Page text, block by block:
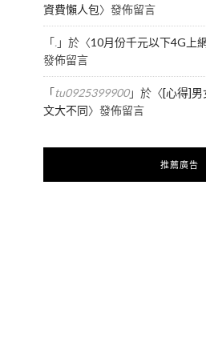
資費懶人包〉發佈留言
「.」於〈10月份千元以下4G上
發佈留言
「tu0925399900」於〈[心得]男
文大不同〉發佈留言
推薦廣告